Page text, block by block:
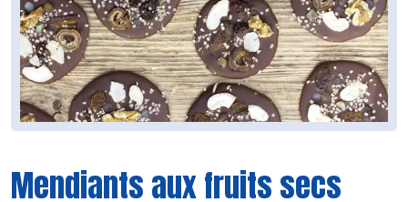
Mendiants aux fruits secs